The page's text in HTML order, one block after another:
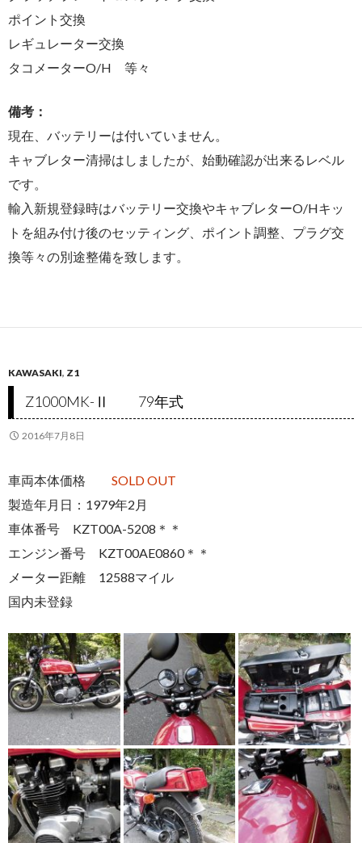
ポイント交換
レギュレーター交換
タコメーターO/H 等々
備考：
現在、バッテリーは付いていません。
キャブレター清掃はしましたが、始動確認が出来るレベル
です。
輸入新規登録時はバッテリー交換やキャブレターO/Hキッ
トを組み付け後のセッティング、ポイント調整、プラグ交
換等々の別途整備を致します。
KAWASAKI, Z1
Z1000MK-Ⅱ 79年式
2016年7月8日
車両本体価格 SOLD OUT
製造年月日：1979年2月
車体番号 KZT00A-5208＊＊
エンジン番号 KZT00AE0860＊＊
メーター距離 12588マイル
国内未登録